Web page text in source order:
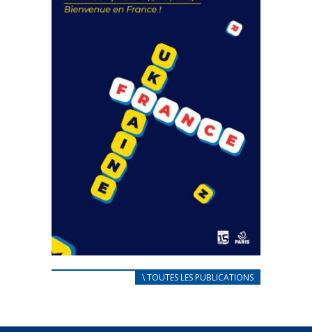
FEUILLETER
CARNET D’ACCUEIL
Afin d’accompagner au mieux les réfugiés
\ TOUTES LES PUBLICATIONS